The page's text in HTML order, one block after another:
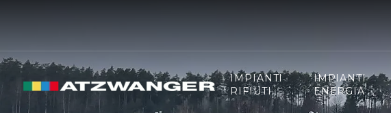
IMPIANTI
RIFIUTI
IMPIANTI
ENERGIA